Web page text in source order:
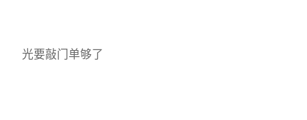
光要敲门单够了